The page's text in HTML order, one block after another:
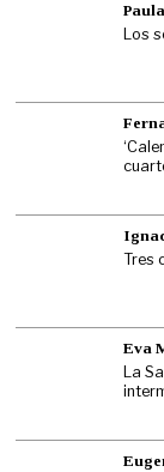
Los
Tres
Eva
La